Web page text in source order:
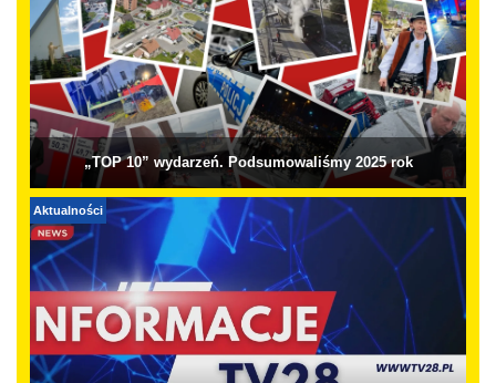
„TOP 10” wydarzeń. Podsumowaliśmy 2025 rok
Aktualności